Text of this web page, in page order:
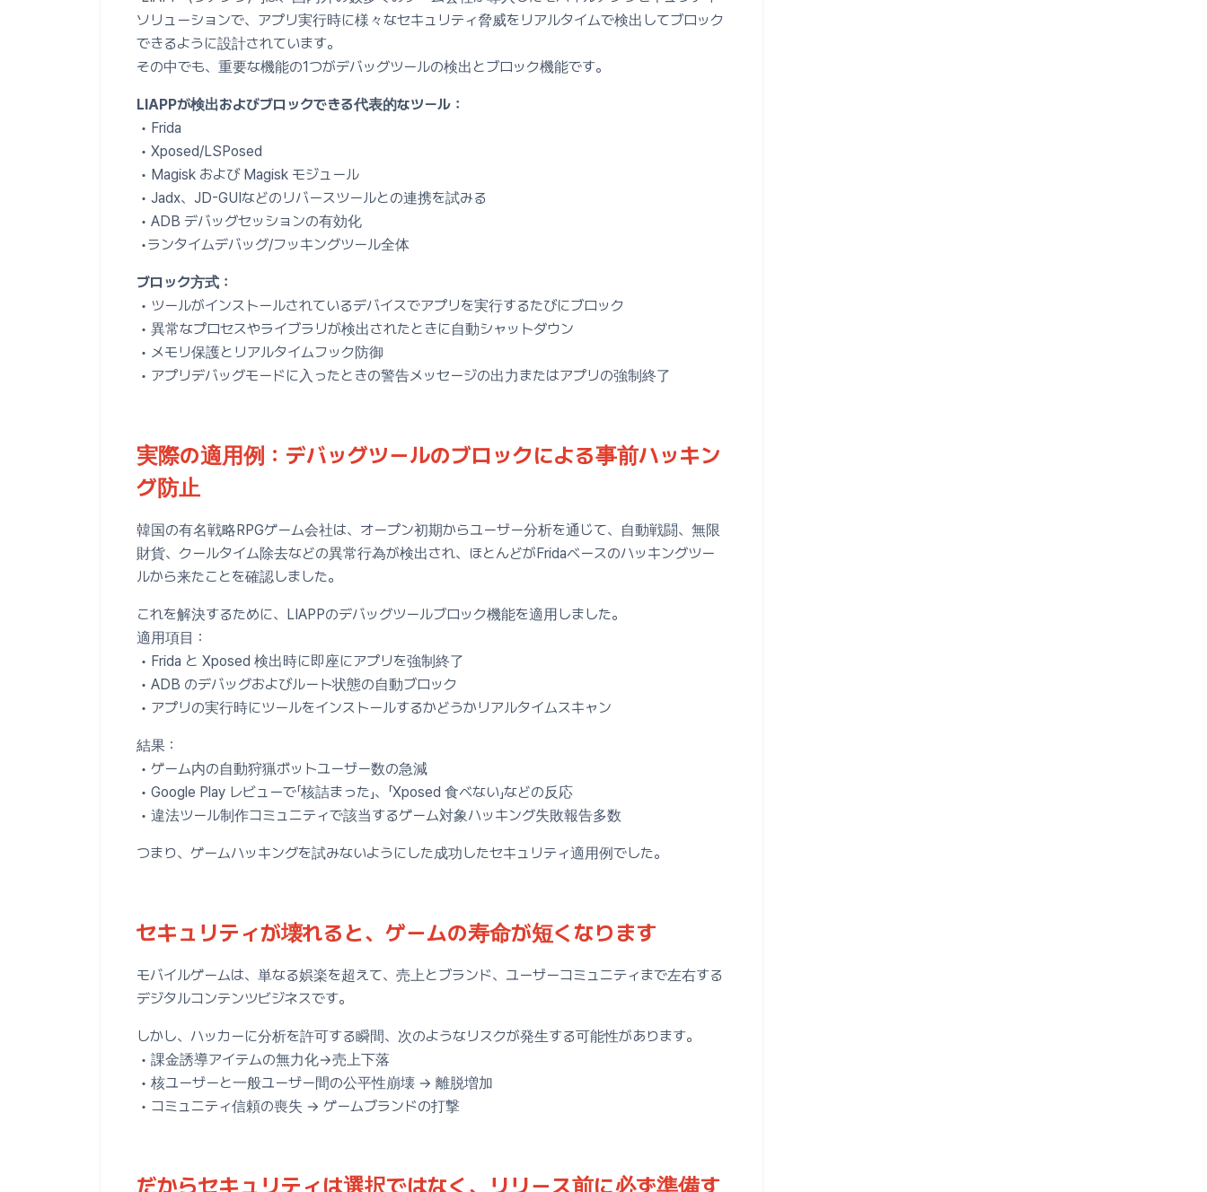
ソリューションで、アプリ実行時に様々なセキュリティ脅威をリアルタイムで検出してブロック
できるように設計されています。
その中でも、重要な機能の1つがデバッグツールの検出とブロック機能です。
LIAPPが検出およびブロックできる代表的なツール：
• Frida
• Xposed/LSPosed
• Magisk および Magisk モジュール
• Jadx、JD-GUIなどのリバースツールとの連携を試みる
• ADB デバッグセッションの有効化
•ランタイムデバッグ/フッキングツール全体
ブロック方式：
• ツールがインストールされているデバイスでアプリを実行するたびにブロック
• 異常なプロセスやライブラリが検出されたときに自動シャットダウン
• メモリ保護とリアルタイムフック防御
• アプリデバッグモードに入ったときの警告メッセージの出力またはアプリの強制終了
実際の適用例：デバッグツールのブロックによる事前ハッキン
グ防止
韓国の有名戦略RPGゲーム会社は、オープン初期からユーザー分析を通じて、自動戦闘、無限
財貨、クールタイム除去などの異常行為が検出され、ほとんどがFridaベースのハッキングツー
ルから来たことを確認しました。
これを解決するために、LIAPPのデバッグツールブロック機能を適用しました。
適用項目：
• Frida と Xposed 検出時に即座にアプリを強制終了
• ADB のデバッグおよびルート状態の自動ブロック
• アプリの実行時にツールをインストールするかどうかリアルタイムスキャン
結果：
• ゲーム内の自動狩猟ボットユーザー数の急減
• Google Play レビューで「核詰まった」、「Xposed 食べない」などの反応
• 違法ツール制作コミュニティで該当するゲーム対象ハッキング失敗報告多数
つまり、ゲームハッキングを試みないようにした成功したセキュリティ適用例でした。
セキュリティが壊れると、ゲームの寿命が短くなります
モバイルゲームは、単なる娯楽を超えて、売上とブランド、ユーザーコミュニティまで左右する
デジタルコンテンツビジネスです。
しかし、ハッカーに分析を許可する瞬間、次のようなリスクが発生する可能性があります。
• 課金誘導アイテムの無力化→売上下落
• 核ユーザーと一般ユーザー間の公平性崩壊 → 離脱増加
• コミュニティ信頼の喪失 → ゲームブランドの打撃
だからセキュリティは選択ではなく、リリース前に必ず準備す